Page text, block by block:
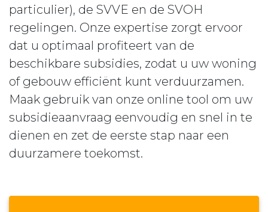
particulier), de SVVE en de SVOH
regelingen. Onze expertise zorgt ervoor
dat u optimaal profiteert van de
beschikbare subsidies, zodat u uw woning
of gebouw efficiënt kunt verduurzamen.
Maak gebruik van onze online tool om uw
subsidieaanvraag eenvoudig en snel in te
dienen en zet de eerste stap naar een
duurzamere toekomst.